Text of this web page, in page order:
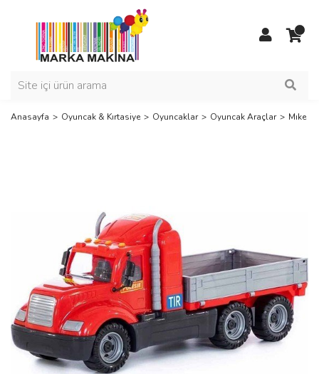
Anasayfa Oyuncak & Kırtasiye Oyuncaklar Oyuncak Araçlar Mıke